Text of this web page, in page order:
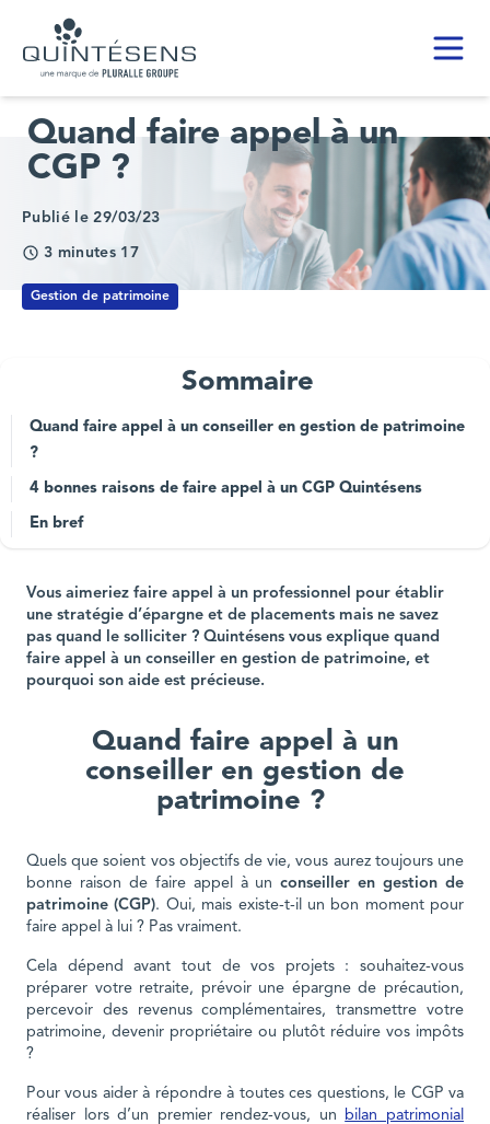
Home page
Quand faire appel à un
CGP ?
Publié le 29/03/23
3 minutes 17
Gestion de patrimoine
Sommaire
Quand faire appel à un conseiller en gestion de patrimoine
?
4 bonnes raisons de faire appel à un CGP Quintésens
En bref
Vous aimeriez faire appel à un professionnel pour établir
une stratégie d’épargne et de placements mais ne savez
pas quand le solliciter ? Quintésens vous explique quand
faire appel à un conseiller en gestion de patrimoine, et
pourquoi son aide est précieuse.
Quand faire appel à un
conseiller en gestion de
patrimoine ?
Quels que soient vos objectifs de vie, vous aurez toujours une
bonne raison de faire appel à unconseiller en gestion de
patrimoine (CGP). Oui, mais existe-t-il un bon moment pour
faire appel à lui ? Pas vraiment.
Cela dépend avant tout de vos projets : souhaitez-vous
préparer votre retraite, prévoir une épargne de précaution,
percevoir des revenus complémentaires, transmettre votre
patrimoine, devenir propriétaire ou plutôt réduire vos impôts
?
Pour vous aider à répondre à toutes ces questions, le CGP va
réaliser lors d’un premier rendez-vous, un
bilan patrimonial